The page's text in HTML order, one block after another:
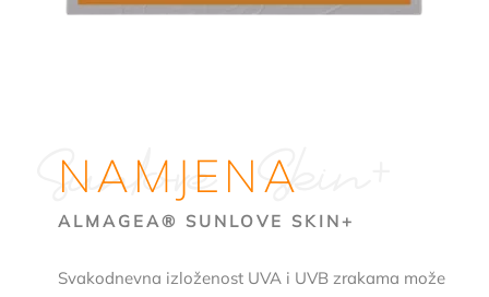
Sunlove Skin+
NAMJENA
ALMAGEA® SUNLOVE SKIN+
Svakodnevna izloženost UVA i UVB zrakama može